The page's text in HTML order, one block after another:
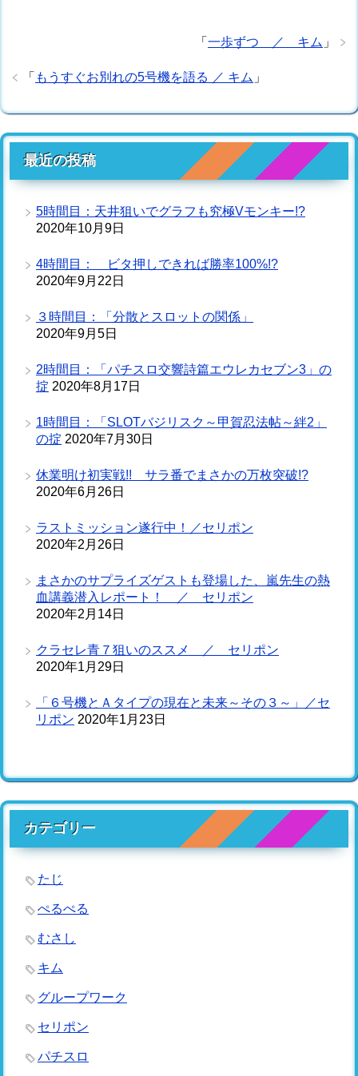
「 一歩ずつ ／ キム 」
「 もうすぐお別れの5号機を語る ／ キム 」
最近の投稿
5時間目：天井狙いでグラフも究極Vモンキー!?
2020年10月9日
4時間目： ビタ押しできれば勝率100%!?
2020年9月22日
３時間目：「分散とスロットの関係」
2020年9月5日
2時間目：「パチスロ交響詩篇エウレカセブン3」の
掟 2020年8月17日
1時間目：「SLOTバジリスク～甲賀忍法帖～絆2」
の掟 2020年7月30日
休業明け初実戦!! サラ番でまさかの万枚突破!?
2020年6月26日
ラストミッション遂行中！／セリポン
2020年2月26日
まさかのサプライズゲストも登場した、嵐先生の熱
血講義潜入レポート！ ／ セリポン
2020年2月14日
クラセレ青７狙いのススメ ／ セリポン
2020年1月29日
「６号機とＡタイプの現在と未来～その３～」／セ
リポン 2020年1月23日
カテゴリー
たじ
ぺるぺる
むさし
キム
グループワーク
セリポン
パチスロ